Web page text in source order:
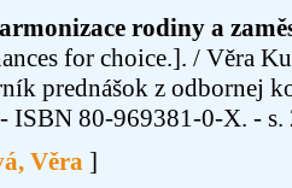
rodiny a
for choice.]. / Věra
prednášok z odbornej
ISBN 80-969381-0-X. - s.
Věra ]